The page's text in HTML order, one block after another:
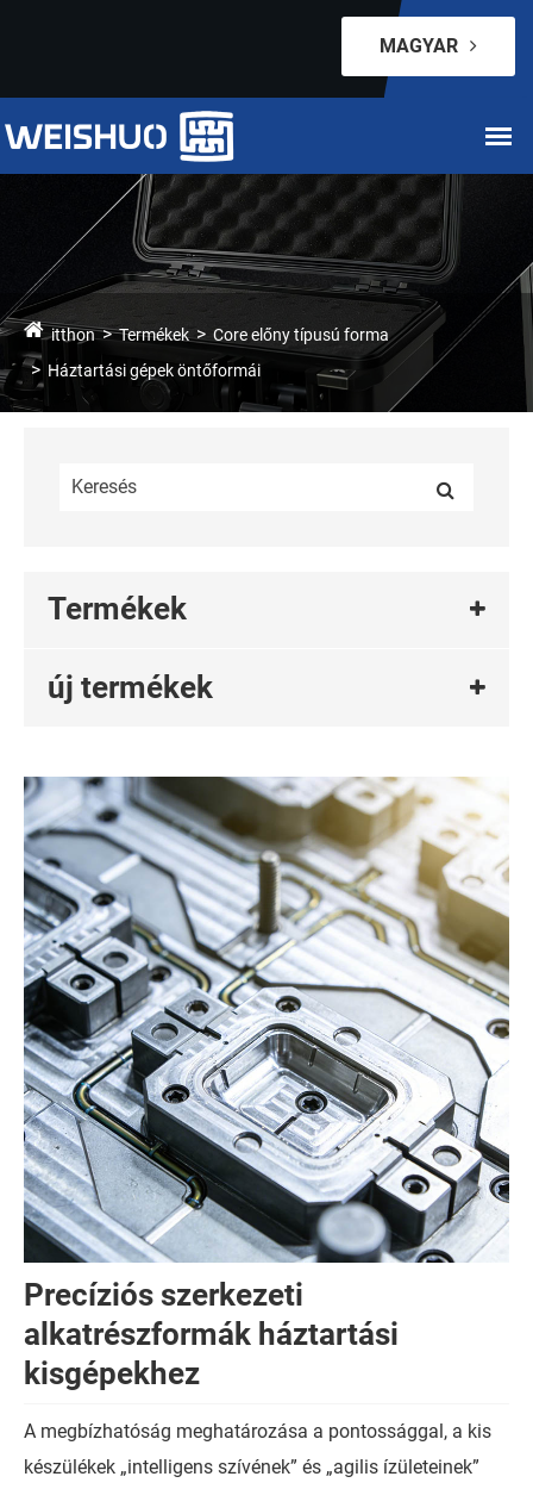
MAGYAR
itthon Termékek
Core előny típusú forma
Háztartási gépek öntőformái
Termékek
új termékek
Precíziós szerkezeti
alkatrészformák háztartási
kisgépekhez
A megbízhatóság meghatározása a pontossággal, a kis
készülékek „intelligens szívének” és „agilis ízületeinek”